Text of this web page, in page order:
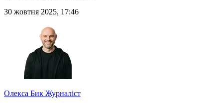
30 жовтня 2025, 17:46
Олекса Бик Журналіст